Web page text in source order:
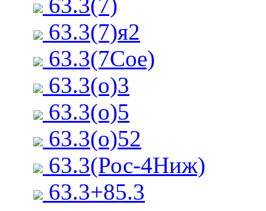
63.3(7)
63.3(7)я2
63.3(7Сое)
63.3(о)3
63.3(о)5
63.3(о)52
63.3(Рос-4Ниж)
63.3+85.3